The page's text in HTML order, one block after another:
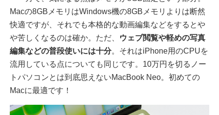
Macの8GBメモリはWindows機の8GBメモリよりは断然
快適ですが、それでも本格的な動画編集などをするとや
や苦しくなるのは確か。ただ、
ウェブ閲覧や軽めの写真
編集などの普段使いには十分。それはiPhone用のCPUを
流用している点についても同じです。10万円を切るノー
トパソコンとは到底思えないMacBook Neo。初めての
Macに最適です！